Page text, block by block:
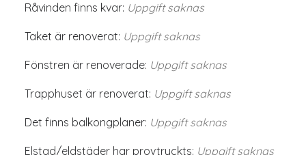
Råvinden finns kvar: Uppgift saknas
Taket är renoverat: Uppgift saknas
Fönstren är renoverade: Uppgift saknas
Trapphuset är renoverat: Uppgift saknas
Det finns balkongplaner: Uppgift saknas
Elstad/eldstäder har provtryckts: Uppgift saknas